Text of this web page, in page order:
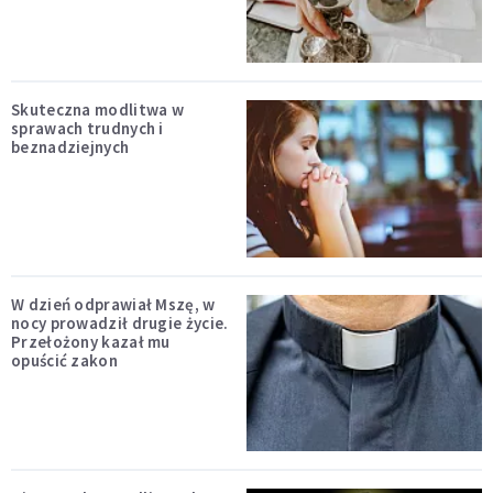
Skuteczna modlitwa w
sprawach trudnych i
beznadziejnych
W dzień odprawiał Mszę, w
nocy prowadził drugie życie.
Przełożony kazał mu
opuścić zakon